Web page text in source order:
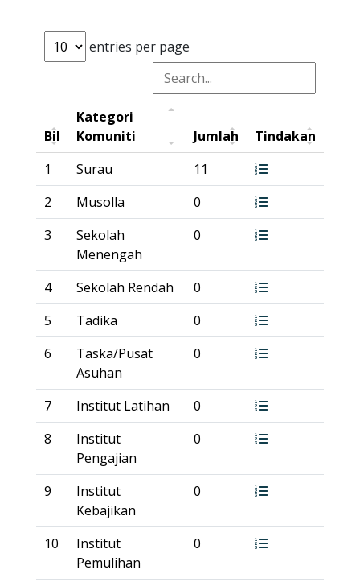
entries per page
Bil
Kategori
Komuniti
Jumlah
Tindakan
1
Surau
11
2
Musolla
0
3
Sekolah
Menengah
0
4 Sekolah Rendah
0
5
Tadika
0
6
Taska/Pusat
Asuhan
0
7 Institut Latihan
0
8
Institut
Pengajian
0
9
Institut
Kebajikan
0
10
Institut
Pemulihan
0